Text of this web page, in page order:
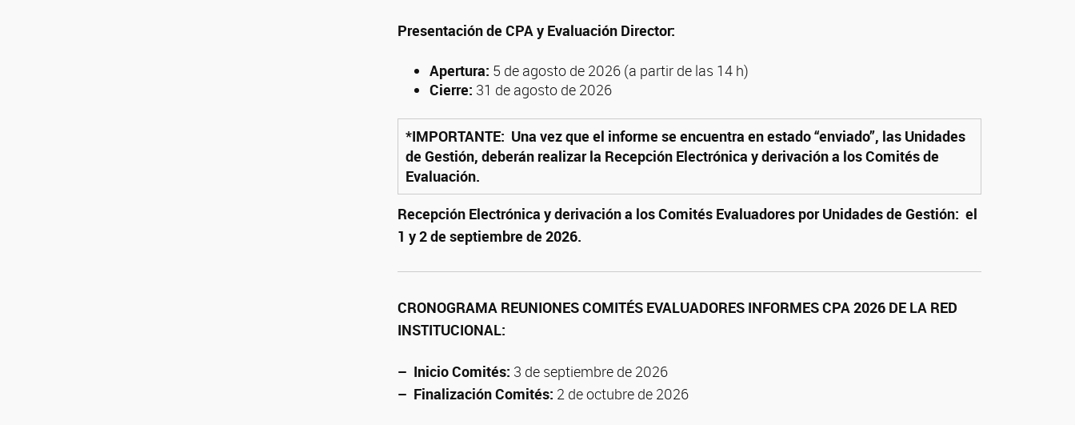
Presentación de CPA y Evaluación Director:
Apertura: 5 de agosto de 2026 (a partir de las 14 h)
Cierre: 31 de agosto de 2026
*IMPORTANTE: Una vez que el informe se encuentra en estado “enviado”, las Unidades
de Gestión, deberán realizar la Recepción Electrónica y derivación a los Comités de
Evaluación.
Recepción Electrónica y derivación a los Comités Evaluadores por Unidades de Gestión: el
1 y 2 de septiembre de 2026.
CRONOGRAMA REUNIONES COMITÉS EVALUADORES INFORMES CPA 2026 DE LA RED
INSTITUCIONAL:
– Inicio Comités: 3 de septiembre de 2026
– Finalización Comités: 2 de octubre de 2026